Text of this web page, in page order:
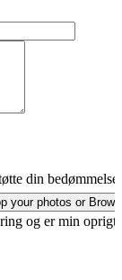
din bedømmelse.
your photos or
og er min